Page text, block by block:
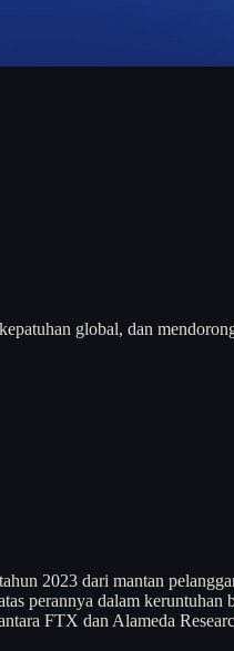
global, dan
2023 dari mantan
perannya dalam
FTX dan Alameda